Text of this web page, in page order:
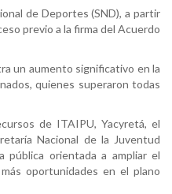
de Deportes (SND), a partir
previo a la firma del Acuerdo
un aumento significativo en la
quienes superaron todas
de ITAIPU, Yacyretá, el
Nacional de la Juventud
pública orientada a ampliar el
oportunidades en el plano